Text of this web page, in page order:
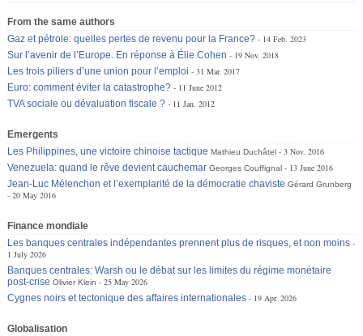
From the same authors
Gaz et pétrole: quelles pertes de revenu pour la France?
14 Feb. 2023
Sur l’avenir de l’Europe. En réponse à Élie Cohen
19 Nov. 2018
Les trois piliers d’une union pour l’emploi
31 Mar. 2017
Euro: comment éviter la catastrophe?
11 June 2012
TVA sociale ou dévaluation fiscale ?
11 Jan. 2012
Emergents
Les Philippines, une victoire chinoise tactique Mathieu Duchâtel
3 Nov. 2016
Venezuela: quand le rêve devient cauchemar Georges Couffignal
13 June 2016
Jean-Luc Mélenchon et l’exemplarité de la démocratie chaviste Gérard Grunberg
20 May 2016
Finance mondiale
Les banques centrales indépendantes prennent plus de risques, et non moins
1 July 2026
Banques centrales: Warsh ou le débat sur les limites du régime monétaire
post-crise Olivier Klein
25 May 2026
Cygnes noirs et tectonique des affaires internationales
19 Apr. 2026
Globalisation